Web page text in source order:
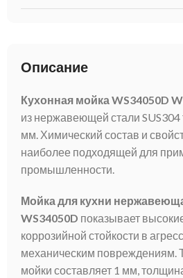
Описание
Кухонная мойка WS34050D
из нержавеющей стали
мм. Химический состав и
наиболее подходящей для
промышленности.
Мойка для кухни
WS34050D показывает
коррозийной стойкости в
механическим повреждениям.
мойки составляет 1 мм,